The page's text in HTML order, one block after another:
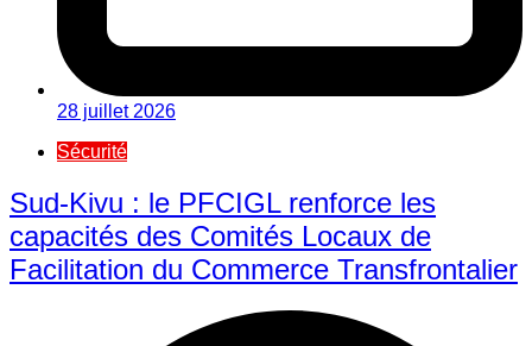
28 juillet 2026
Sécurité
Sud-Kivu : le PFCIGL renforce les
capacités des Comités Locaux de
Facilitation du Commerce Transfrontalier